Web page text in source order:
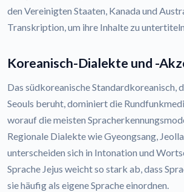
den Vereinigten Staaten, Kanada und
Transkription, um ihre Inhalte zu
Koreanisch-Dialekte und -
Das südkoreanische Standardkoreanisch,
Seouls beruht, dominiert die
worauf die meisten
Regionale Dialekte wie Gyeongsang,
unterscheiden sich in Intonation und
Sprache Jejus weicht so stark ab, dass
sie häufig als eigene Sprache einordnen.